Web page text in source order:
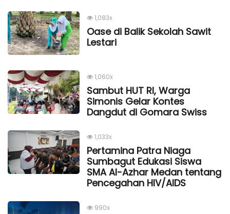
1,083x
Oase di Balik Sekolah Sawit
Lestari
1,060x
Sambut HUT RI, Warga
Simonis Gelar Kontes
Dangdut di Gomara Swiss
1,033x
Pertamina Patra Niaga
Sumbagut Edukasi Siswa
SMA Al-Azhar Medan tentang
Pencegahan HIV/AIDS
990x